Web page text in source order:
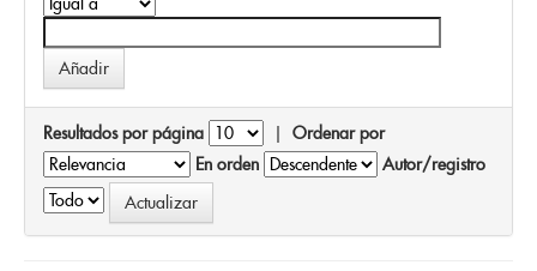
Resultados por página | Ordenar por
En orden
Autor/registro